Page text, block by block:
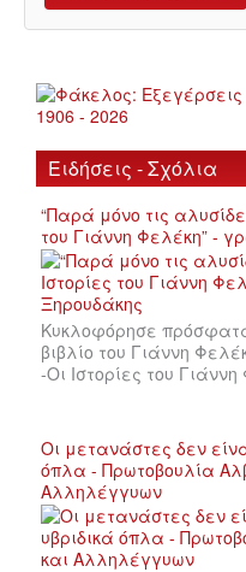
Ειδήσεις - Σχόλια
“Παρά μόνο τις
του Γιάννη Φελέκη” -
Κυκλοφόρησε πρόσφατα
βιβλίο του Γιάννη
-Οι Ιστορίες του
Οι μετανάστες δεν
όπλα - Πρωτοβουλία
Αλληλέγγυων